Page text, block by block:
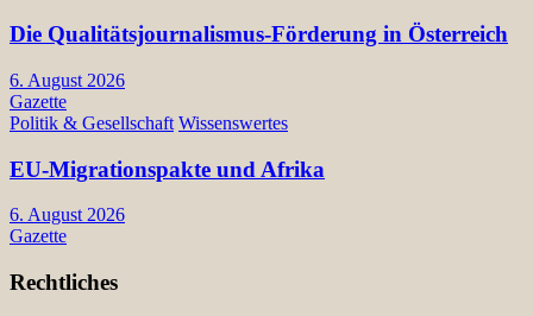
Die Qualitätsjournalismus-Förderung in Österreich
6. August 2026
Gazette
Politik & Gesellschaft Wissenswertes
EU-Migrationspakte und Afrika
6. August 2026
Gazette
Rechtliches